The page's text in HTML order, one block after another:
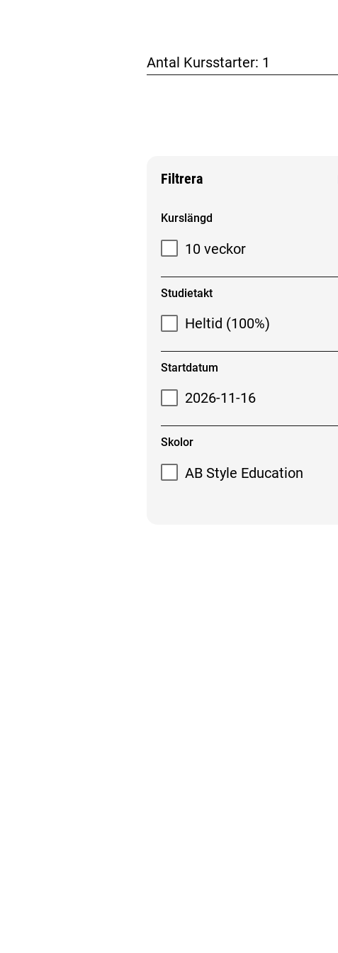
Antal Kursstarter: 1
Filtrera
Filtrera sökresultat
Kurslängd
10 veckor
Studietakt
Heltid (100%)
Startdatum
2026-11-16
Skolor
AB Style Education